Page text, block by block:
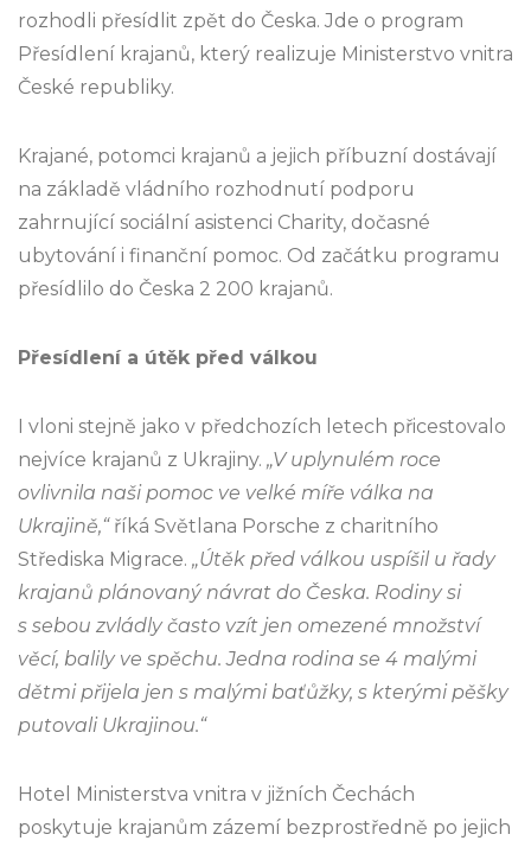
rozhodli přesídlit zpět do Česka. Jde o program
Přesídlení krajanů, který realizuje Ministerstvo vnitra
České republiky.
Krajané, potomci krajanů a jejich příbuzní dostávají
na základě vládního rozhodnutí podporu
zahrnující sociální asistenci Charity, dočasné
ubytování i finanční pomoc. Od začátku programu
přesídlilo do Česka 2 200 krajanů.
Přesídlení a útěk před válkou
I vloni stejně jako v předchozích letech přicestovalo
nejvíce krajanů z Ukrajiny. „V uplynulém roce
ovlivnila naši pomoc ve velké míře válka na
Ukrajině,“říká Světlana Porsche z charitního
Střediska Migrace. „Útěk před válkou uspíšil u řady
krajanů plánovaný návrat do Česka. Rodiny si
s sebou zvládly často vzít jen omezené množství
věcí, balily ve spěchu. Jedna rodina se 4 malými
dětmi přijela jen s malými baťůžky, s kterými pěšky
putovali Ukrajinou.“
Hotel Ministerstva vnitra v jižních Čechách
poskytuje krajanům zázemí bezprostředně po jejich